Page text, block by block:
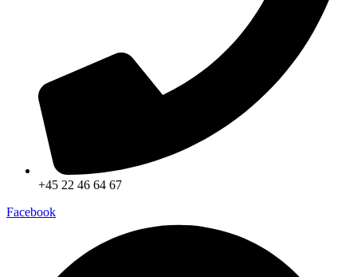
+45 22 46 64 67
Facebook